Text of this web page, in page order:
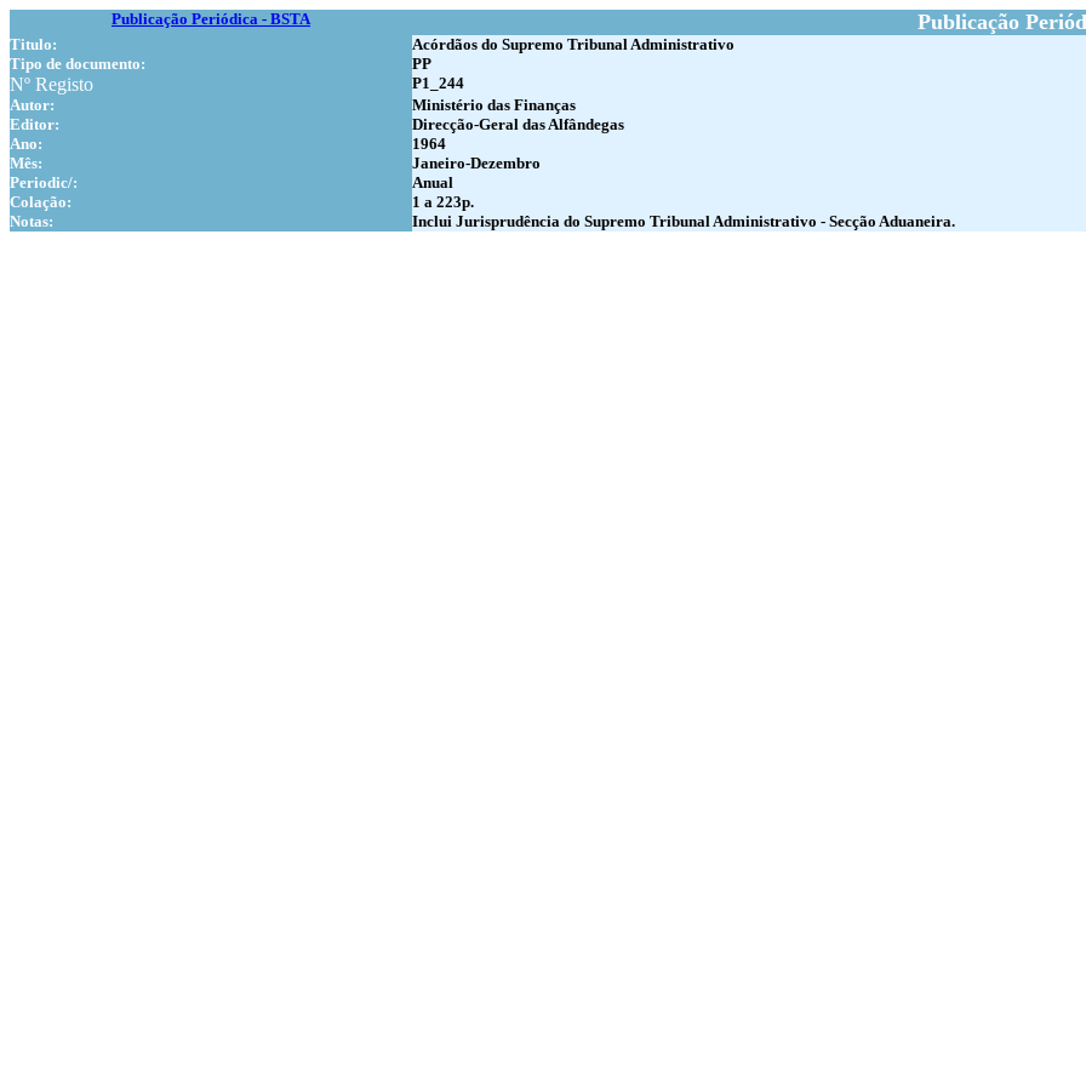
Publicação Periódica - BSTA Publicação
Titulo:
Acórdãos do Supremo Tribunal Administrativo
Tipo de documento:
PP
Nº Registo
P1_244
Autor:
Ministério das Finanças
Editor:
Direcção-Geral das Alfândegas
Ano:
1964
Mês:
Janeiro-Dezembro
Periodic/:
Anual
Colação:
1 a 223p.
Notas:
Inclui Jurisprudência do Supremo Tribunal Administrativo - Secção Aduaneira.